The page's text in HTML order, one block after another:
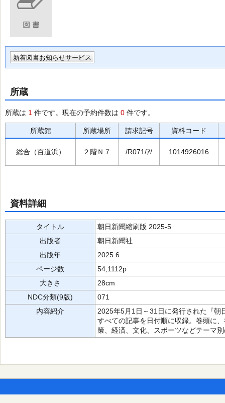
新着図書お知らせサービス
所蔵
所蔵は 1 件です。現在の予約件数は 0 件です。
所蔵館 所蔵場所 請求記号 資料コード
総合（百道浜） ２階Ｎ７ /R071/ｱ/ 1014926016
資料詳細
タイトル
朝日新聞縮刷版 2025-5
出版者
朝日新聞社
出版年
2025.6
ページ数
54,1112p
大きさ
28cm
NDC分類(9版)
071
内容紹介
2025年5月1日～31日に発行された『朝
すべての記事を日付順に収録。巻頭に
策、経済、文化、スポーツなどテーマ